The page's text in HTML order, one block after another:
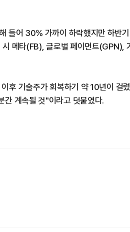
들어 30% 가까이 하락했지만 하반
메타(FB), 글로벌 페이먼트(GPN),
후 기술주가 회복하기 약 10년이 걸
간 계속될 것"이라고 덧붙였다.